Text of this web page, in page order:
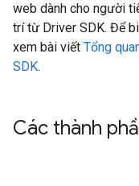
web dành cho người
trí từ Driver SDK. Để
xem bài viết Tổng
SDK.
Các thành